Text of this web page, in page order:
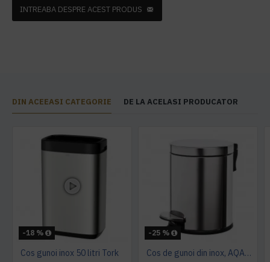
INTREABA DESPRE ACEST PRODUS
DIN ACEEASI CATEGORIE DE LA ACELASI PRODUCATOR
-18 %
Cos gunoi inox 50 litri Tork
-25 %
Cos de gunoi din inox, AQAS 5L